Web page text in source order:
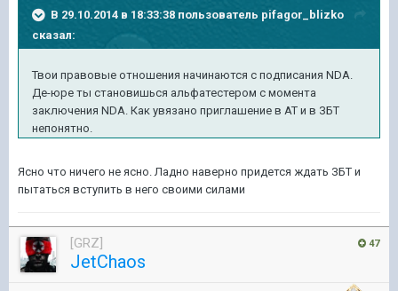
В 29.10.2014 в 18:33:38 пользователь pifagor_blizko
сказал:
Твои правовые отношения начинаются с подписания NDA.
Де-юре ты становишься альфатестером с момента
заключения NDA. Как увязано приглашение в АТ и в ЗБТ
непонятно.
Ясно что ничего не ясно. Ладно наверно придется ждать ЗБТ и
пытаться вступить в него своими силами
47
[GRZ]
JetChaos